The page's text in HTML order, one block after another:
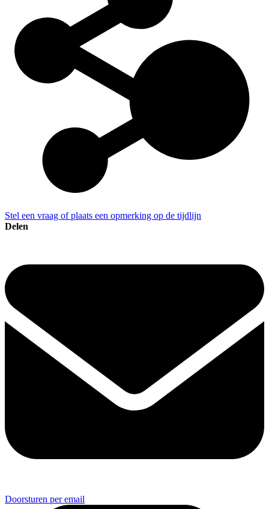
Stel een vraag of plaats een opmerking op de tijdlijn
Delen
Doorsturen per email